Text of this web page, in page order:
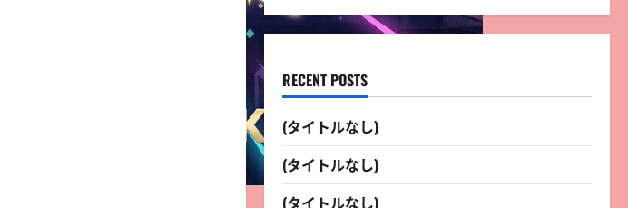
RECENT POSTS
(タイトルなし)
(タイトルなし)
(タイトルなし)